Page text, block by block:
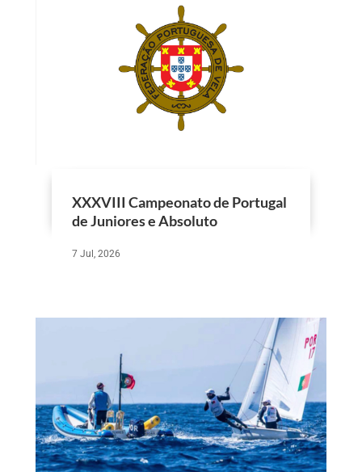
XXXVIII Campeonato de Portugal
de Juniores e Absoluto
7 Jul, 2026